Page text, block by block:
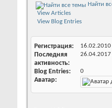
Найти
View Articles
View Blog Entries
Регистрация 16.02.2010
Последняя
активность
26.04.2017
Blog Entries 0
Аватар